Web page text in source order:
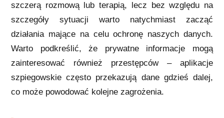
szczerą rozmową lub terapią, lecz bez względu na
szczegóły sytuacji warto natychmiast zacząć
działania mające na celu ochronę naszych danych.
Warto podkreślić, że prywatne informacje mogą
zainteresować również przestępców – aplikacje
szpiegowskie często przekazują dane gdzieś dalej,
co może powodować kolejne zagrożenia.